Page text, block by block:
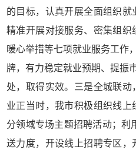
的目标，认真开展全面组织就
精准开展对接服务、密集组织
暖心举措等七项就业服务工作
牌，有力稳定就业预期、提振
处，取得实效。三是全城联
业正当时，我市积极组织线上
分领域专场主题招聘活动；利
送力度，开设线上招聘专区，